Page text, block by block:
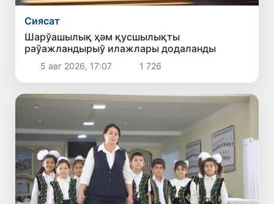
Сиясат
Шарўашылық ҳәм қусшылықты
раўажландырыў илажлары додаланды
5 авг 2026, 17:07 1 726